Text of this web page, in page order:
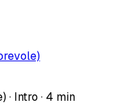
· Intro · 4 min